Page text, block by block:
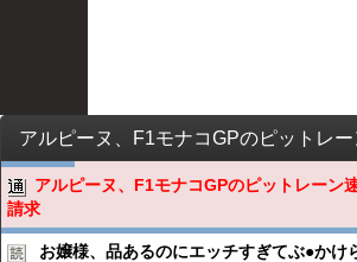
アルピーヌ、F1モナコGPのピットレーン
請求
お嬢様、品あるのにエッチすぎてぶ●︎かけ